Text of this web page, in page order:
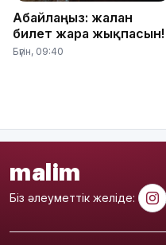
Абайлаңыз: жалған
билет жарға жықпасын!
Бүгін, 09:40
malim
Біз әлеуметтік желіде: